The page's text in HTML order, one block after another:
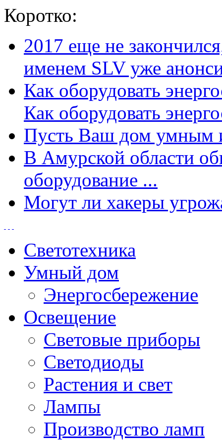
Коротко:
2017 еще не
именем SLV уже
Как оборудовать
Как оборудовать
Пусть Ваш дом умным
В Амурской области
оборудование ...
Могут ли хакеры
Светотехника
Умный дом
Энергосбережение
Освещение
Световые приборы
Светодиоды
Растения и свет
Лампы
Производство ламп